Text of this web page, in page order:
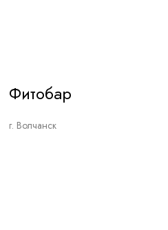
Фитобар
г. Волчанск